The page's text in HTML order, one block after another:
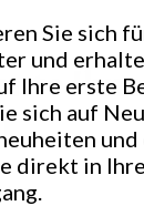
nte Ihne
Sie sich
und
Ihre erste
sich auf
und
direkt in